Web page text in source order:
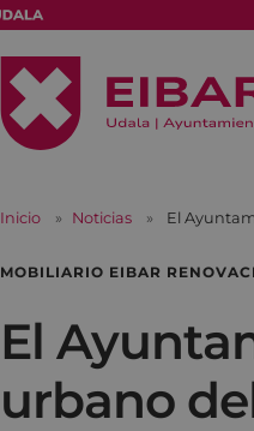
Inicio Noticias El
MOBILIARIO EIBAR
El
urbano